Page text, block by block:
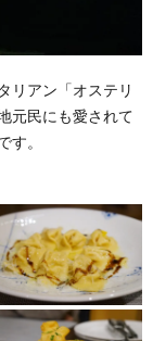
リアン「オステリ
元民にも愛されて
す。